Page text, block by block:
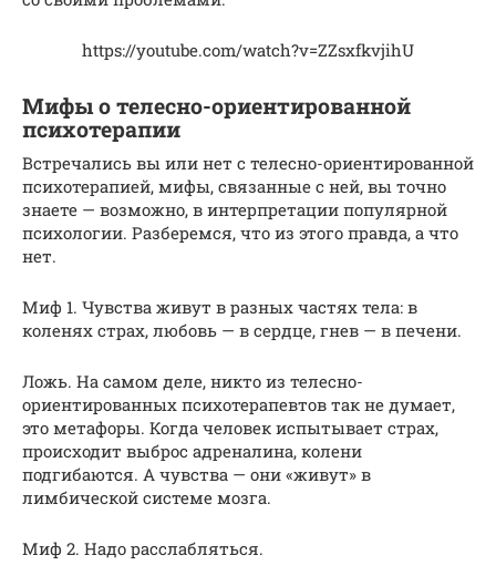
https://youtube.com/watch?v=ZZsxfkvjihU
Мифы о телесно-ориентированной
психотерапии
Встречались вы или нет с телесно-ориентированной
психотерапией, мифы, связанные с ней, вы точно
знаете — возможно, в интерпретации популярной
психологии. Разберемся, что из этого правда, а что
нет.
Миф 1. Чувства живут в разных частях тела: в
коленях страх, любовь — в сердце, гнев — в печени.
Ложь. На самом деле, никто из телесно-
ориентированных психотерапевтов так не думает,
это метафоры. Когда человек испытывает страх,
происходит выброс адреналина, колени
подгибаются. А чувства — они «живут» в
лимбической системе мозга.
Миф 2. Надо расслабляться.